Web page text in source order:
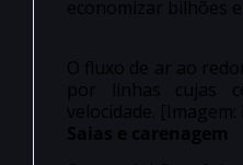
O fluxo de ar ao
por linhas cujas
velocidade.
Saias e carenagem